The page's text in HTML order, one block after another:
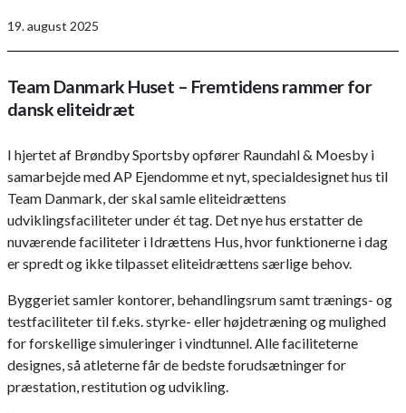
19. august 2025
Team Danmark Huset – Fremtidens rammer for
dansk eliteidræt
I hjertet af Brøndby Sportsby opfører Raundahl & Moesby i
samarbejde med AP Ejendomme et nyt, specialdesignet hus til
Team Danmark, der skal samle eliteidrættens
udviklingsfaciliteter under ét tag. Det nye hus erstatter de
nuværende faciliteter i Idrættens Hus, hvor funktionerne i dag
er spredt og ikke tilpasset eliteidrættens særlige behov.
Byggeriet samler kontorer, behandlingsrum samt trænings- og
testfaciliteter til f.eks. styrke- eller højdetræning og mulighed
for forskellige simuleringer i vindtunnel. Alle faciliteterne
designes, så atleterne får de bedste forudsætninger for
præstation, restitution og udvikling.